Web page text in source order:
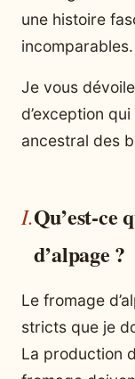
une histoire
incomparables.
Je vous
d’exception
ancestral des
Qu’est-ce
d’alpage ?
Le fromage
stricts que je
La production